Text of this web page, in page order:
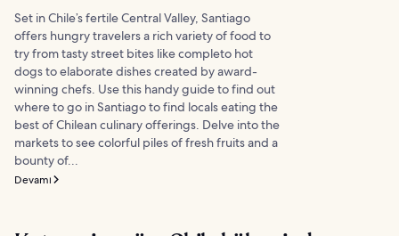
Set in Chile’s fertile Central Valley, Santiago
offers hungry travelers a rich variety of food to
try from tasty street bites like completo hot
dogs to elaborate dishes created by award-
winning chefs. Use this handy guide to find out
where to go in Santiago to find locals eating the
best of Chilean culinary offerings. Delve into the
markets to see colorful piles of fresh fruits and a
bounty of...
Devamı